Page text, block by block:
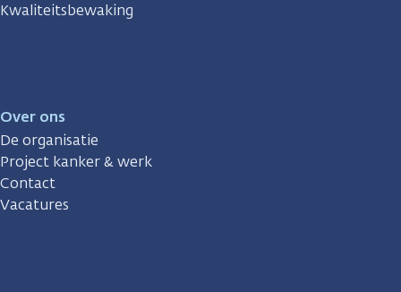
Kwaliteitsbewaking
Over ons
De organisatie
Project kanker & werk
Contact
Vacatures